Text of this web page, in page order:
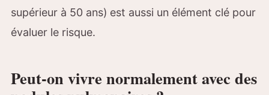
supérieur à 50 ans) est aussi un élément clé pour
évaluer le risque.
Peut-on vivre normalement avec des